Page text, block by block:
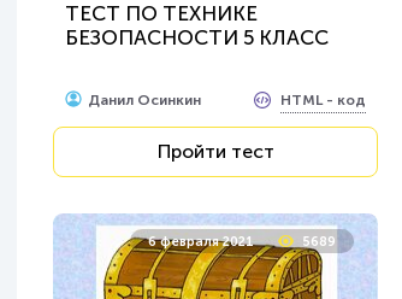
ТЕСТ ПО ТЕХНИКЕ
БЕЗОПАСНОСТИ 5 КЛАСС
Данил Осинкин HTML - код
Пройти тест
6 февраля 2021 5689